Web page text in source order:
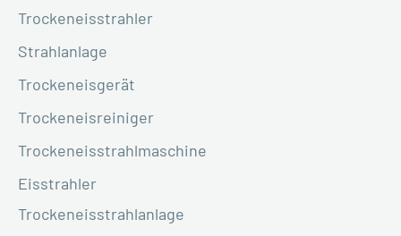
Trockeneisstrahler
Strahlanlage
Trockeneisgerät
Trockeneisreiniger
Trockeneisstrahlmaschine
Eisstrahler
Trockeneisstrahlanlage